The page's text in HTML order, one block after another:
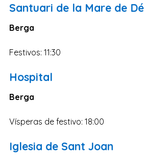
Badajoz
León
Guadalajara
Cáceres
Ciudad Real
Castellón
Teruel
Santuari de la Mare de
Berga
Festivos: 11:30
Hospital
Berga
Vísperas de festivo: 18:00
Iglesia de Sant Joan